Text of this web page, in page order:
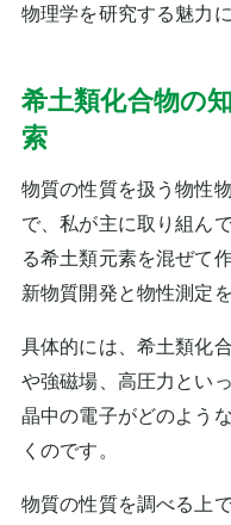
物理学を研究する魅力
希土類化合物の
索
物質の性質を扱う物性
で、私が主に取り組ん
る希土類元素を混ぜて
新物質開発と物性測定
具体的には、希土類化
や強磁場、高圧力とい
晶中の電子がどのよう
くのです。
物質の性質を調べる上